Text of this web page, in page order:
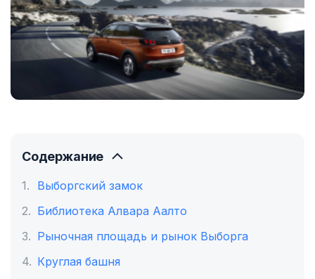
Содержание
Выборгский замок
Библиотека Алвара Аалто
Рыночная площадь и рынок Выборга
Круглая башня